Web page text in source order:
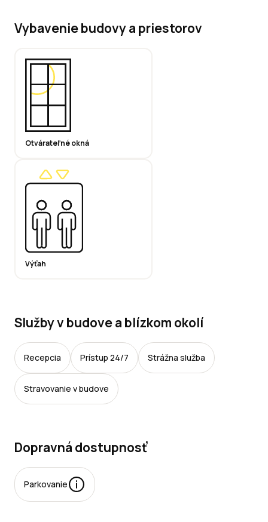
Vybavenie budovy a priestorov
Otvárateľné okná
Výťah
Služby v budove a blízkom okolí
Recepcia Prístup 24/7 Strážna služba
Stravovanie v budove
Dopravná dostupnosť
Parkovanie